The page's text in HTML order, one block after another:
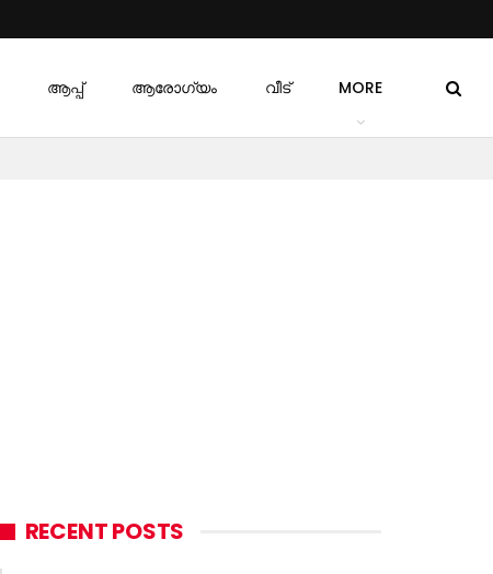
ആപ്പ് ആരോഗ്യം വീട് MORE
RECENT POSTS